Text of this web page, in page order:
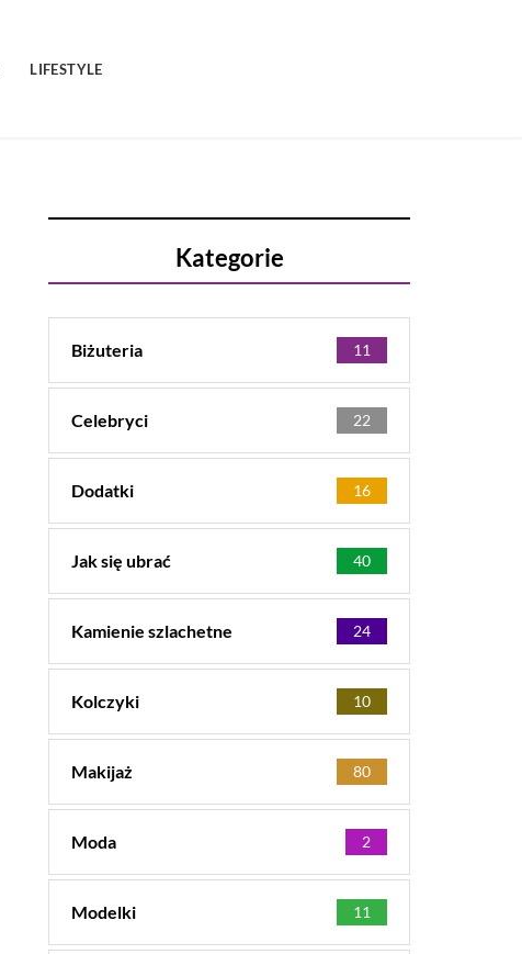
LIFESTYLE
Kategorie
Biżuteria 11
Celebryci 22
Dodatki 16
Jak się ubrać 40
Kamienie szlachetne 24
Kolczyki 10
Makijaż 80
Moda 2
Modelki 11